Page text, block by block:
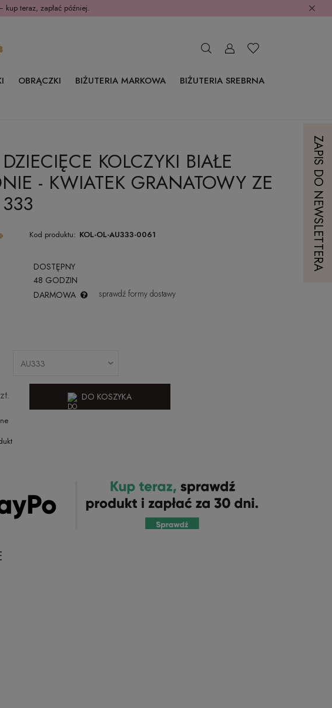
kup teraz, zapłać później.
OBRĄCZKI BIŻUTERIA MARKOWA
BIŻUTERIA SREBRNA
KOLCZYKI BIAŁE
- KWIATEK GRANATOWY ZE
Kod produktu: KOL-OL-AU333-0061
DOSTĘPNY
48 GODZIN
DARMOWA sprawdź formy dostawy
DO KOSZYKA
ZAPIS DO NEWSLETTERA